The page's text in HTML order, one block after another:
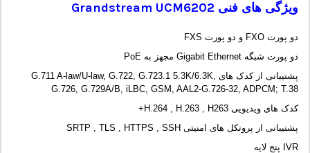
ویژگی های فنی Grandstream UCM6202
دو پورت FXO و دو پورت FXS
دو پورت شبگه Gigabit Ethernet مجهز به PoE
پشتیبانی از کدک های G.711 A-law/U-law, G.722, G.723.1 5.3K/6.3K,
G.726, G.729A/B, iLBC, GSM, AAL2-G.726-32, ADPCM; T.38
کدک های ویدیویی H.264 , H.263 , H263+
پشتیبانی از پروتکل های امنیتی SRTP , TLS , HTTPS , SSH
IVR پنج لایه